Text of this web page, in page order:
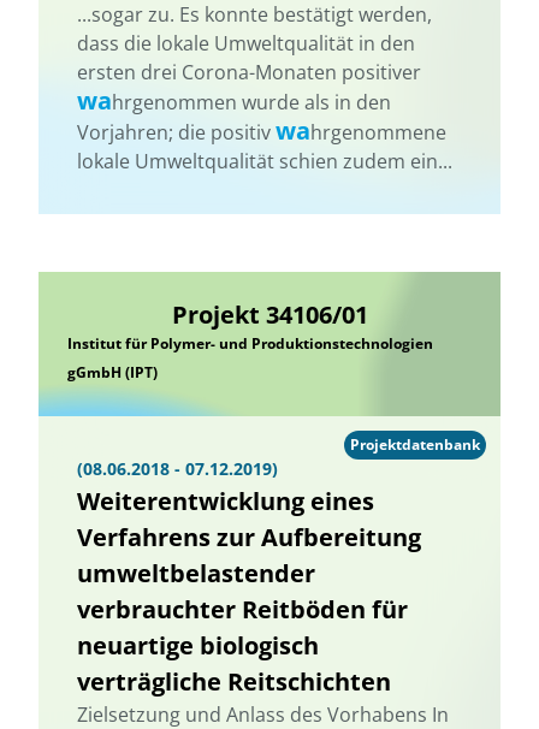
...sogar zu. Es konnte bestätigt werden,
dass die lokale Umweltqualität in den
ersten drei Corona-Monaten positiver
wahrgenommen wurde als in den
Vorjahren; die positivwahrgenommene
lokale Umweltqualität schien zudem ein...
Projekt 34106/01
Institut für Polymer- und Produktionstechnologien
gGmbH (IPT)
(08.06.2018 - 07.12.2019)
Weiterentwicklung eines
Verfahrens zur Aufbereitung
umweltbelastender
verbrauchter Reitböden für
neuartige biologisch
verträgliche Reitschichten
Zielsetzung und Anlass des Vorhabens In
Projektdatenbank